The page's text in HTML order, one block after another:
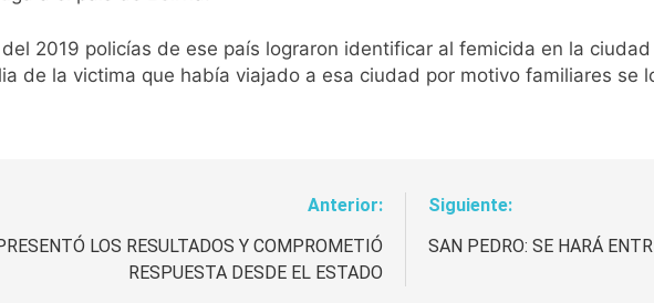
2019 policías de ese país lograron identificar al femicida en la
de la victima que había viajado a esa ciudad por motivo familiares se
Anterior:
LOS RESULTADOS Y COMPROMETIÓ
RESPUESTA DESDE EL ESTADO
Siguiente:
SAN PEDRO: SE HARÁ